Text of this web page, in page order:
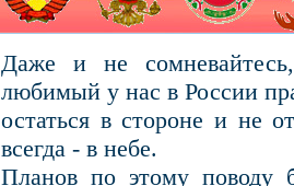
Даже и не
любимый у нас в России
остаться в стороне и не
всегда - в небе.
Планов по этому поводу